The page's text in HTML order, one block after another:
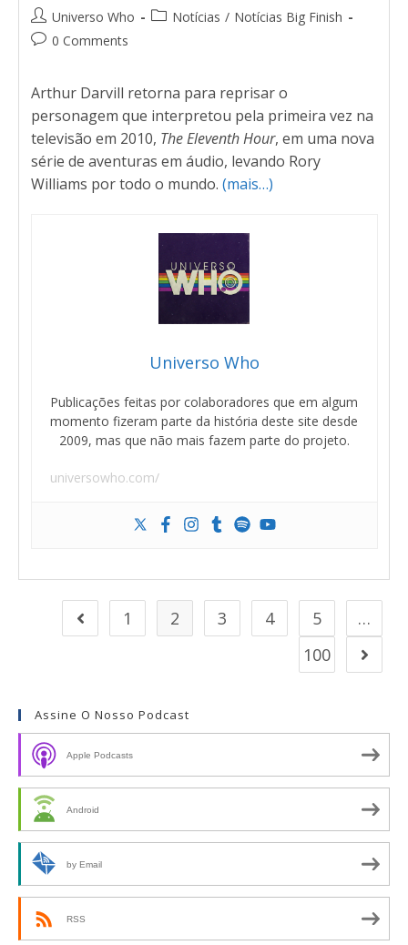
Universo Who Notícias / Notícias Big Finish
0 Comments
Arthur Darvill retorna para reprisar o
personagem que interpretou pela primeira vez na
televisão em 2010, The Eleventh Hour, em uma nova
série de aventuras em áudio, levando Rory
Williams por todo o mundo. (mais…)
Universo Who
Publicações feitas por colaboradores que em algum
momento fizeram parte da história deste site desde
2009, mas que não mais fazem parte do projeto.
universowho.com/
1 2 3 4 5
…
100
Assine O Nosso Podcast
Apple Podcasts
Android
by Email
RSS